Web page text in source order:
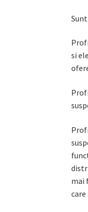
si
mai